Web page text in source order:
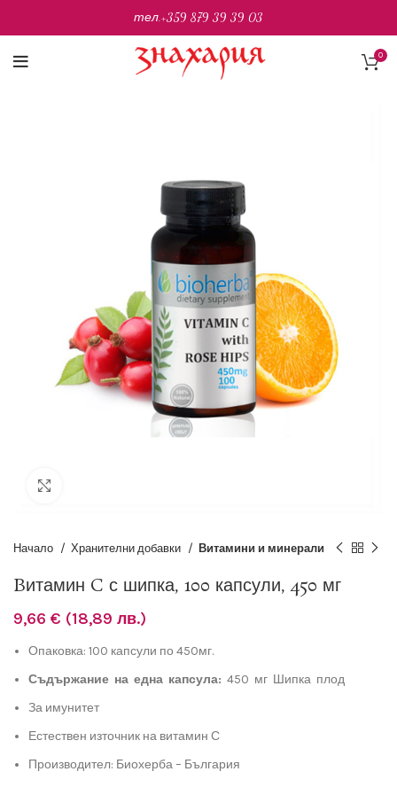
0
Начало Хранителни добавки Витамини и минерали
Bитамин C с шипка, 100 капсули, 450 мг
9,66 € (18,89 лв.)
Опаковка: 100 капсули по 450мг.
Съдържание на една капсула: 450 мг Шипка плод
За имунитет
Естествен източник на витамин С
Производител: Биохерба – България
тел.+359 879 39 39 03